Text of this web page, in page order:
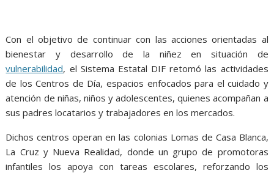
k p er
Con el objetivo de continuar con las acciones orientadas al
bienestar y desarrollo de la niñez en situación de
vulnerabilidad, el Sistema Estatal DIF retomó las actividades
de los Centros de Día, espacios enfocados para el cuidado y
atención de niñas, niños y adolescentes, quienes acompañan a
sus padres locatarios y trabajadores en los mercados.
Dichos centros operan en las colonias Lomas de Casa Blanca,
La Cruz y Nueva Realidad, donde un grupo de promotoras
infantiles los apoya con tareas escolares, reforzando los